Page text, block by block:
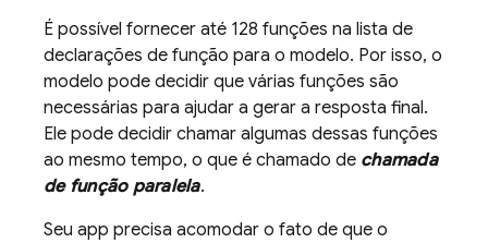
É possível fornecer até 128 funções na lista de
declarações de função para o modelo. Por isso, o
modelo pode decidir que várias funções são
necessárias para ajudar a gerar a resposta final.
Ele pode decidir chamar algumas dessas funções
ao mesmo tempo, o que é chamado de chamada
de função paralela.
Seu app precisa acomodar o fato de que o